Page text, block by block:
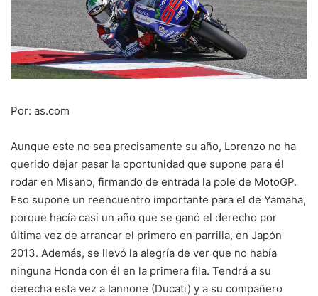
Por: as.com
Aunque este no sea precisamente su año, Lorenzo no ha
querido dejar pasar la oportunidad que supone para él
rodar en Misano, firmando de entrada la pole de MotoGP.
Eso supone un reencuentro importante para el de Yamaha,
porque hacía casi un año que se ganó el derecho por
última vez de arrancar el primero en parrilla, en Japón
2013. Además, se llevó la alegría de ver que no había
ninguna Honda con él en la primera fila. Tendrá a su
derecha esta vez a Iannone (Ducati) y a su compañero